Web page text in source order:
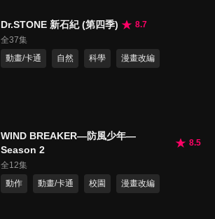
Dr.STONE 新石紀 (第四季)
8.7
全37集
動畫/卡通
自然 科學 漫畫改編
WIND BREAKER—防風少年—
Season 2
8.5
全12集
動作
動畫/卡通 校園 漫畫改編